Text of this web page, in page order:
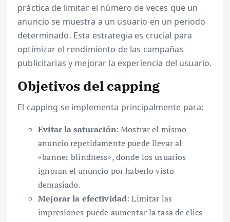
práctica de limitar el número de veces que un
anuncio se muestra a un usuario en un periodo
determinado. Esta estrategia es crucial para
optimizar el rendimiento de las campañas
publicitarias y mejorar la experiencia del usuario.
Objetivos del capping
El capping se implementa principalmente para:
Evitar la saturación: Mostrar el mismo
anuncio repetidamente puede llevar al
«banner blindness», donde los usuarios
ignoran el anuncio por haberlo visto
demasiado.
Mejorar la efectividad: Limitar las
impresiones puede aumentar la tasa de clics